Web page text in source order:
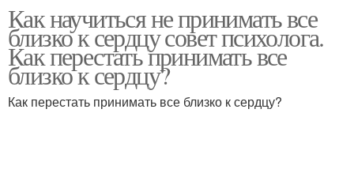
Как научиться не принимать все
близко к сердцу совет психолога.
Как перестать принимать все
близко к сердцу?
Как перестать принимать все близко к сердцу?